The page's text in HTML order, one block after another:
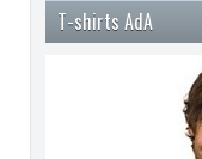
T-shirts AdA